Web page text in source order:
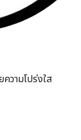
วามโปร่งใส